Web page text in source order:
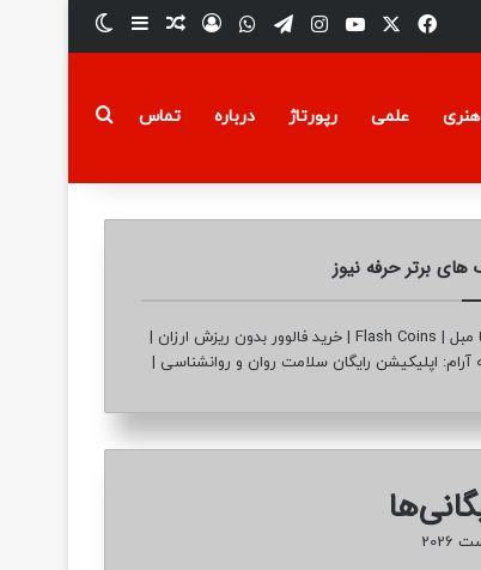
فیسبوک
ایکس یوتیوباینستاگرام
تلگرام واتس آپ
ورود نوشته تصادفی
سایدبار
علمی رپورتاژ درباره تماس
های برتر حرفه نیوز
مبل |
Flash Coins
|خرید فالوور بدون ریزش ارزان |
آرام: اپلیکیشن رایگان سلامت روان و روانشناسی |